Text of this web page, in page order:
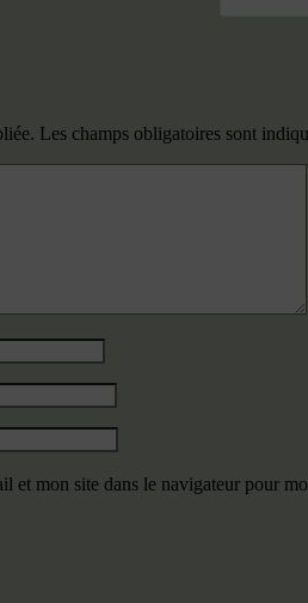
Les champs obligatoires sont
et mon site dans le navigateur pour